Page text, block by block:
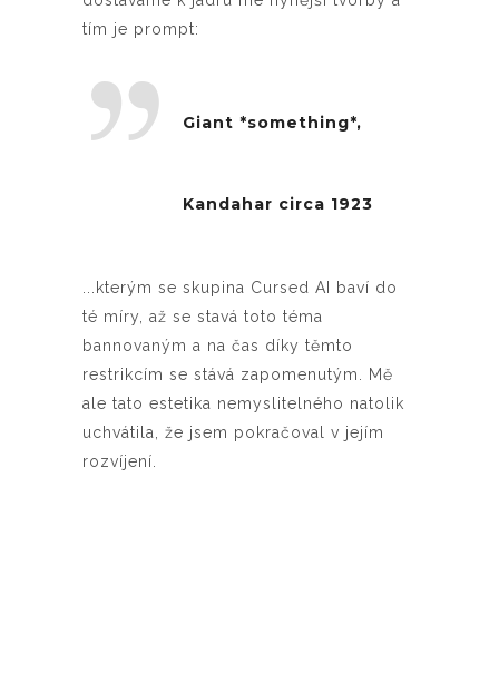
tím je prompt:
Giant *something*,
Kandahar circa 1923
...kterým se skupina Cursed AI baví do
té míry, až se stavá toto téma
bannovaným a na čas díky těmto
restrikcím se stává zapomenutým. Mě
ale tato estetika nemyslitelného natolik
uchvátila, že jsem pokračoval v jejím
rozvíjení.